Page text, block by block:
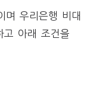
며 우리은행 비대
고 아래 조건을